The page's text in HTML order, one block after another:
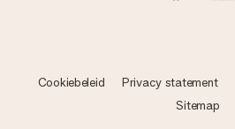
Cookiebeleid Privacy statement
Sitemap